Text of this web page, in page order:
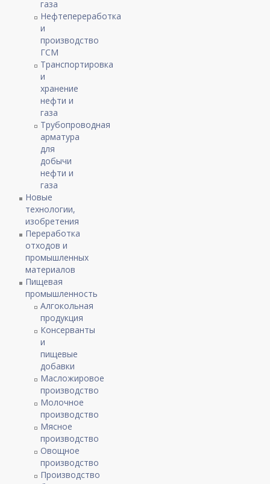
газа
Нефтепереработка
и
производство
ГСМ
Транспортировка
и
хранение
нефти и
газа
Трубопроводная
арматура
для
добычи
нефти и
газа
Новые
технологии,
изобретения
Переработка
отходов и
промышленных
материалов
Пищевая
промышленность
Алгокольная
продукция
Консерванты
и
пищевые
добавки
Масложировое
производство
Молочное
производство
Мясное
производство
Овощное
производство
Производство